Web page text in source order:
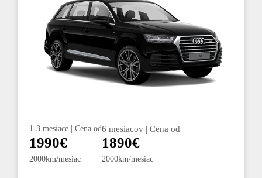
1-3 mesiace | Cena od
1990€
2000km/mesiac
6 mesiacov | Cena od
1890€
2000km/mesiac